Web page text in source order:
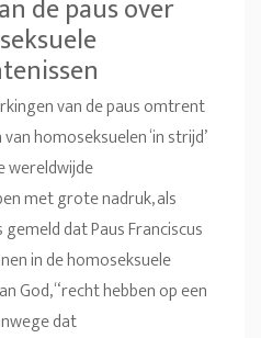
de paus over
van de paus omtrent
homoseksuelen ‘in strijd’
wereldwijde
met grote nadruk, als
dat Paus Franciscus
in de homoseksuele
God, “recht hebben op een
dat